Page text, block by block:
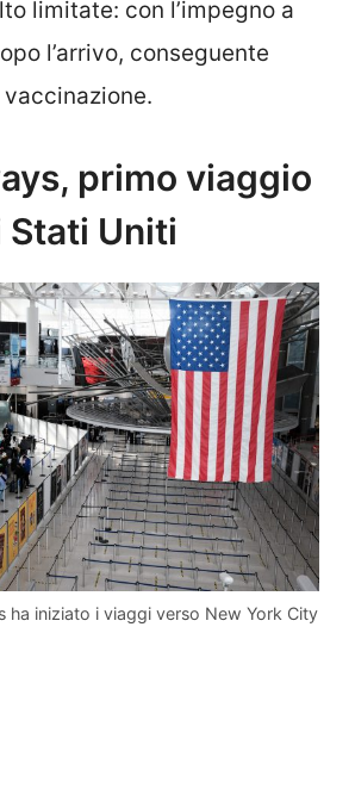
limitate: con l’impegno a
l’arrivo, conseguente
primo viaggio
Stati Uniti
ha iniziato i viaggi verso New York City